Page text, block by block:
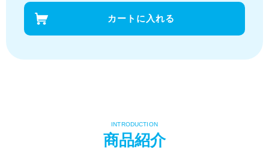
商品紹介
INTRODUCTION